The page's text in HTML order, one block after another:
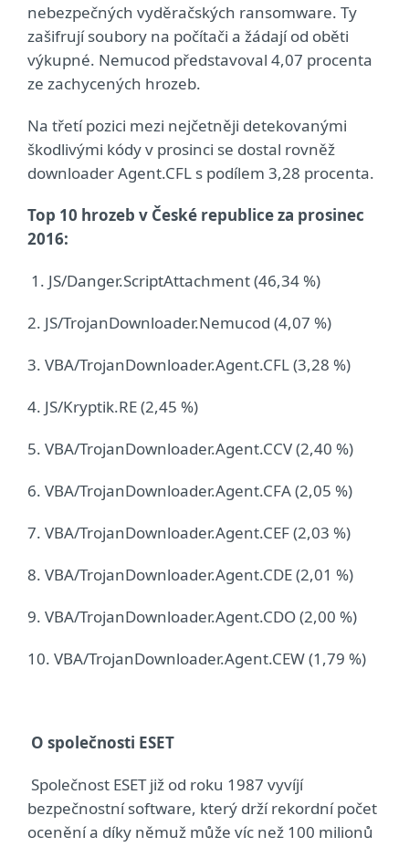
nebezpečných vyděračských ransomware. Ty
zašifrují soubory na počítači a žádají od oběti
výkupné. Nemucod představoval 4,07 procenta
ze zachycených hrozeb.
Na třetí pozici mezi nejčetněji detekovanými
škodlivými kódy v prosinci se dostal rovněž
downloader Agent.CFL s podílem 3,28 procenta.
Top 10 hrozeb v České republice za prosinec
2016:
1. JS/Danger.ScriptAttachment (46,34 %)
2. JS/TrojanDownloader.Nemucod (4,07 %)
3. VBA/TrojanDownloader.Agent.CFL (3,28 %)
4. JS/Kryptik.RE (2,45 %)
5. VBA/TrojanDownloader.Agent.CCV (2,40 %)
6. VBA/TrojanDownloader.Agent.CFA (2,05 %)
7. VBA/TrojanDownloader.Agent.CEF (2,03 %)
8. VBA/TrojanDownloader.Agent.CDE (2,01 %)
9. VBA/TrojanDownloader.Agent.CDO (2,00 %)
10. VBA/TrojanDownloader.Agent.CEW (1,79 %)
O společnosti ESET
Společnost ESET již od roku 1987 vyvíjí
bezpečnostní software, který drží rekordní počet
ocenění a díky němuž může víc než 100 milionů